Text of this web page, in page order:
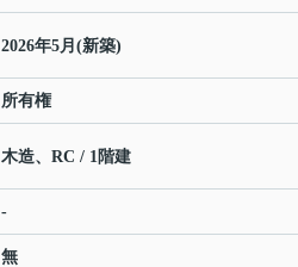
2026年5月(新築)
所有権
木造、RC / 1階建
-
無